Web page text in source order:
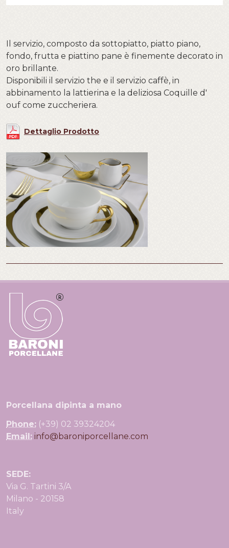
Il servizio, composto da sottopiatto, piatto piano,
fondo, frutta e piattino pane è finemente decorato in
oro brillante.
Disponibili il servizio the e il servizio caffè, in
abbinamento la lattierina e la deliziosa Coquille d'
ouf come zuccheriera.
Dettaglio Prodotto
Porcellana dipinta a mano
Phone: (+39) 02 39324204
Email: info@baroniporcellane.com
SEDE:
Via G. Tartini 3/A
Milano - 20158
Italy